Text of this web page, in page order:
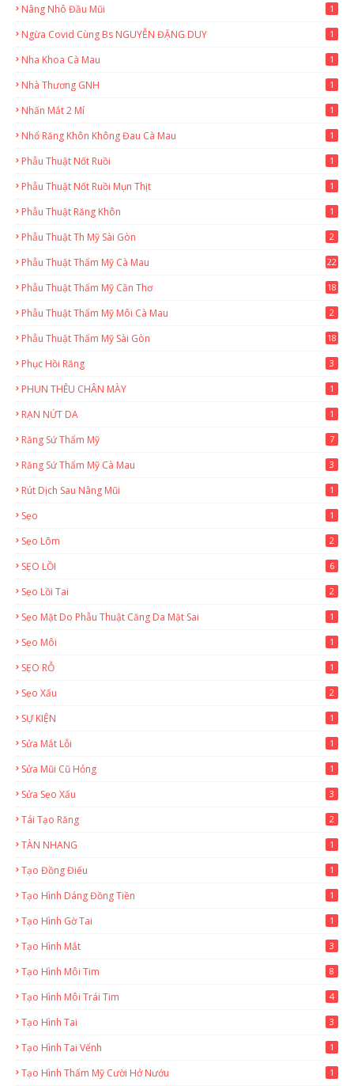
Nâng Nhô Đầu Mũi 1
Ngừa Covid Cùng Bs NGUYỄN ĐẶNG DUY 1
Nha Khoa Cà Mau 1
Nhà Thương GNH 1
Nhấn Mắt 2 Mí 1
Nhổ Răng Khôn Không Đau Cà Mau 1
Phẫu Thuật Nốt Ruồi 1
Phẫu Thuật Nốt Ruồi Mụn Thịt 1
Phẫu Thuật Răng Khôn 1
Phẫu Thuật Th Mỹ Sài Gòn 2
Phẫu Thuật Thẩm Mỹ Cà Mau
22
Phẫu Thuật Thẩm Mỹ Cần Thơ
18
Phẫu Thuật Thẩm Mỹ Môi Cà Mau 2
Phẫu Thuật Thẩm Mỹ Sài Gòn
18
Phục Hồi Răng 3
PHUN THÊU CHÂN MÀY 1
RẠN NỨT DA 1
Răng Sứ Thẩm Mỹ 7
Răng Sứ Thẩm Mỹ Cà Mau 3
Rút Dịch Sau Nâng Mũi 1
Sẹo 1
Sẹo Lõm 2
SẸO LỒI 6
Sẹo Lồi Tai 2
Sẹo Mặt Do Phẫu Thuật Căng Da Mặt Sai 1
Sẹo Môi 1
SẸO RỖ 1
Sẹo Xấu 2
SỰ KIỆN 1
Sửa Mắt Lỗi 1
Sửa Mũi Cũ Hỏng 1
Sửa Sẹo Xấu 3
Tái Tạo Răng 2
TÀN NHANG 1
Tạo Đồng Điếu 1
Tạo Hình Dáng Đồng Tiền 1
Tạo Hình Gờ Tai 1
Tạo Hình Mắt 3
Tạo Hình Môi Tim 8
Tạo Hình Môi Trái Tim 4
Tạo Hình Tai 3
Tạo Hình Tai Vểnh 1
Tạo Hình Thẩm Mỹ Cười Hở Nướu 1